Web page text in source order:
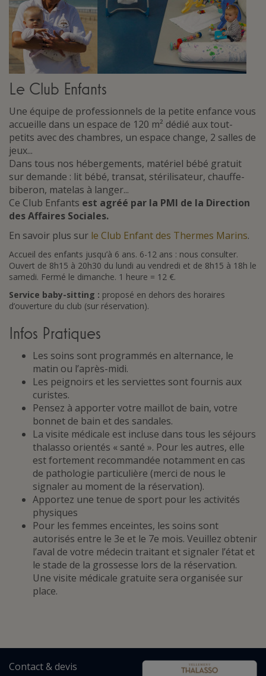
Le Club Enfants
Une équipe de professionnels de la petite enfance vous
accueille dans un espace de 120 m² dédié aux tout-
petits avec des chambres, un espace change, 2 salles de
jeux...
Dans tous nos hébergements, matériel bébé gratuit
sur demande : lit bébé, transat, stérilisateur, chauffe-
biberon, matelas à langer...
Ce Club Enfants est agréé par la PMI de la Direction
des Affaires Sociales.
En savoir plus sur le Club Enfant des Thermes Marins.
Accueil des enfants jusqu’à 6 ans. 6-12 ans : nous consulter.
Ouvert de 8h15 à 20h30 du lundi au vendredi et de 8h15 à 18h le
samedi. Fermé le dimanche. 1 heure = 12 €.
Service baby-sitting : proposé en dehors des horaires
d’ouverture du club (sur réservation).
Infos Pratiques
Les soins sont programmés en alternance, le
matin ou l’après-midi.
Les peignoirs et les serviettes sont fournis aux
curistes.
Pensez à apporter votre maillot de bain, votre
bonnet de bain et des sandales.
La visite médicale est incluse dans tous les séjours
thalasso orientés « santé ». Pour les autres, elle
est fortement recommandée notamment en cas
de pathologie particulière (merci de nous le
signaler au moment de la réservation).
Apportez une tenue de sport pour les activités
physiques
Pour les femmes enceintes, les soins sont
autorisés entre le 3e et le 7e mois. Veuillez obtenir
l’aval de votre médecin traitant et signaler l’état et
le stade de la grossesse lors de la réservation.
Une visite médicale gratuite sera organisée sur
place.
Contact&devis